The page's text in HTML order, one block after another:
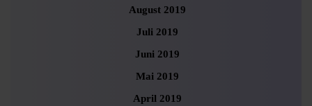
August 2019
Juli 2019
Juni 2019
Mai 2019
April 2019